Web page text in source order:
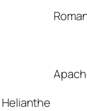
Helianthe